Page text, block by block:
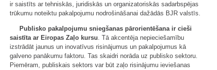
ir saistīts ar tehniskās, juridiskās un organizatoriskās sadarbspējas
trūkumu noteiktu pakalpojumu nodrošināšanai dažādās BJR valstīs.
Publisko pakalpojumu sniegšanas pārorientēšana ir cieši
saistīta ar Eiropas Zaļo kursu. Tā akcentēja nepieciešamību
izstrādāt jaunus un inovatīvus risinājumus un pakalpojumus kā
galveno panākumu faktoru. Tas skaidri norāda uz publisko sektoru.
Piemēram, publiskais sektors var būt zaļo risinājumu ieviešanas